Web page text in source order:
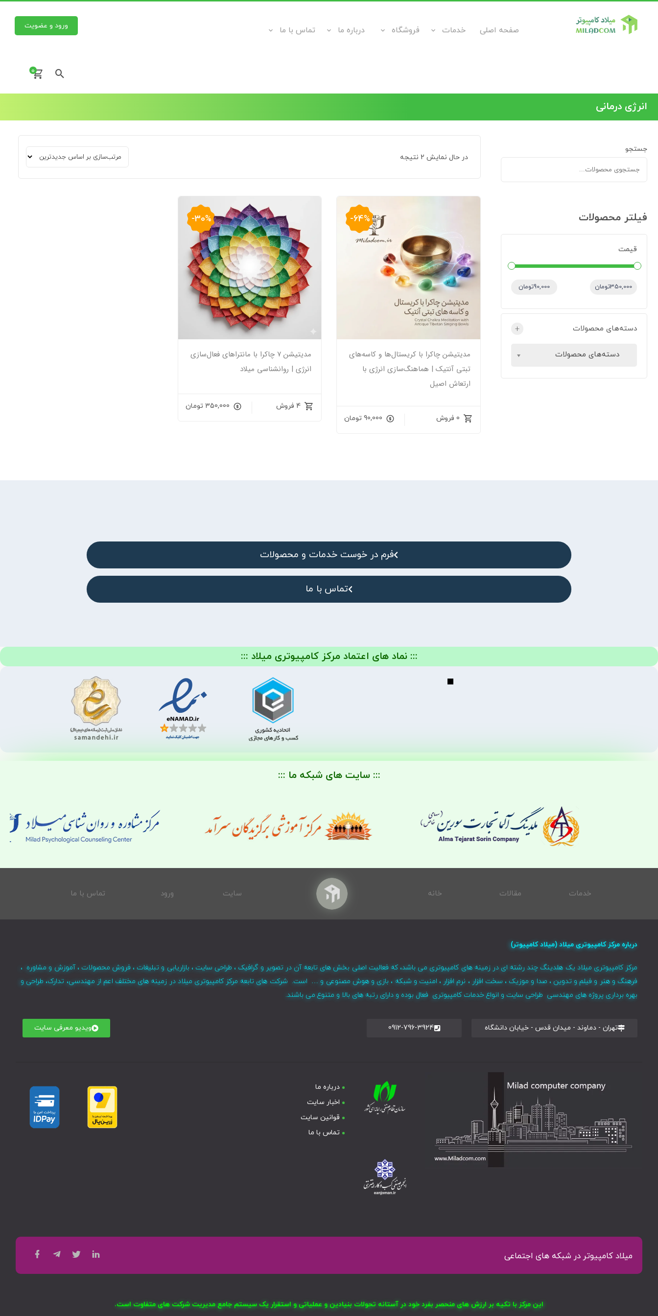
صفحه اصلی خدمات فروشگاه درباره ما تماس با ما ورود و عضویت
0
انرژی درمانی
در حال نمایش 2 نتیجه
-64%
مدیتیشن چاکرا با کریستال‌ها و کاسه‌های
تبتی آنتیک | هماهنگ‌سازی انرژی با
ارتعاش اصیل
0 فروش 90,000 تومان
-30%
مدیتیشن ۷ چاکرا با مانتراهای فعال‌سازی
انرژی | روانشناسی میلاد
4 فروش 350,000 تومان
جستجو
فیلتر محصولات
قیمت
قیمت:90,000تومان 350,000تومان
دسته‌های محصولات +
دسته‌های محصولات
فرم در خوست خدمات و محصولات
تماس با ما
::: نماد های اعتماد مرکز کامپیوتری میلاد :::
::: سایت های شبکه ما :::
خدمات مقالات خانه سایت ورود تماس با ما
درباره مرکز کامپیوتری میلاد (میلاد کامپیوتر)
مرکز کامپیوتری میلاد یک هلدینگ چند رشته ای در زمینه های کامپیوتری می باشد، که فعالیت اصلی بخش های تابعه آن در تصویر و گرافیک ، طراحی سایت ، بازاریابی و تبلیغات ، فروش محصولات ، آموزش و مشاوره ،
فرهنگ و هنر و فیلم و تدوین ، صدا و موزیک ، سخت افزار ، نرم افزار ، امنیت و شبکه ، بازی و هوش مصنوعی و … است. شرکت های تابعه مرکز کامپیوتری میلاد در زمینه های مختلف اعم از مهندسی، تدارک، طراحی و
بهره برداری پروژه های مهندسی طراحی سایت و انواع خدمات کامپیوتری فعال بوده و دارای رتبه های بالا و متنوع می باشند.
تهران - دماوند - میدان قدس - خیابان دانشگاه 0912-796-3924 ویدیو معرفی سایت
درباره ما
اخبار سایت
قوانین سایت
تماس با ما
میلاد کامپیوتر در شبکه های اجتماعی
این مرکز با تکیه بر ارزش های منحصر بفرد خود در آستانه تحولات بنیادین و عملیاتی و استقرار یک سیستم جامع مدیریت شرکت های متفاوت است.